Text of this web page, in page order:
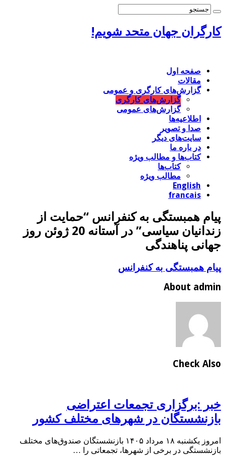
کارگران جهان متحد شویم!
صفحه اول
مقالات
گزارش‌های کارگری و عمومی
گزارش‌های کارگری
گزارش‌های عمومی
اطلاعیه‌ها
صدا و تصویر
سایت‌های دیگر
در باره ما
کتاب‌‌ها و مطالب ویژه
کتاب‌ها
مطالب ویژه
English
francais
پیام همبستگی به کنفرانس “حمایت از
زندانیان سیاسی” در آستانه 20 ژوئن روز
جهانی پناهندگی
پیام همبستگی به کنفرانس
About admin
Check Also
خبر :برگزاری تجمعات اعتراضی
بازنشستگان در شهرهای مختلف کشور
امروز یکشنبه ۱۸ مرداد ۱۴۰۵ بازنشستگان صندوق‌های مختلف
بازنشستگی در برخی از شهرها، تجمعاتی را …